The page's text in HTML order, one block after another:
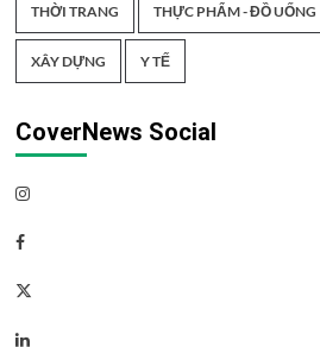
THỜI TRANG THỰC PHẨM - ĐỒ UỐNG
XÂY DỰNG Y TẾ
CoverNews Social
Instagram
Facebook
Twitter
Linkedin